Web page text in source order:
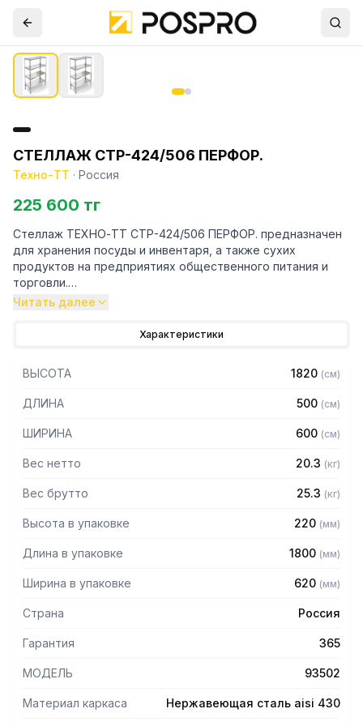
СТЕЛЛАЖ СТР-424/506 ПЕРФОР.
Техно-ТТ · Россия
225 600 тг
Стеллаж ТЕХНО-ТТ СТР-424/506 ПЕРФОР. предназначен
для хранения посуды и инвентаря, а также сухих
продуктов на предприятиях общественного питания и
торговли.
430 толщиной 2 мм
— Четыре перфорированные полки из нержавеющей
стали марки AISI 304 толщиной 0,8 мм
— Расстояние между полками регулируемое с шагом 50
— Регулируемые опоры
Читать далее
Характеристики
ВЫСОТА 1820 (см)
ДЛИНА 500 (см)
ШИРИНА 600 (см)
Вес нетто 20.3 (кг)
Вес брутто 25.3 (кг)
Высота в упаковке 220 (мм)
Длина в упаковке 1800 (мм)
Ширина в упаковке 620 (мм)
Страна Россия
Гарантия 365
МОДЕЛЬ 93502
Материал каркаса Нержавеющая сталь aisi 430